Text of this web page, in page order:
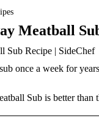
Meatball
Sub Recipe | SideChef
once a week for
Sub is better than